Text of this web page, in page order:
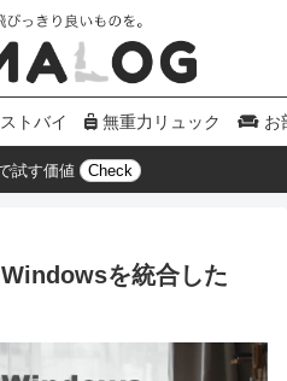
トバイ 無重力リュック お
試す価値 Check
を統合した